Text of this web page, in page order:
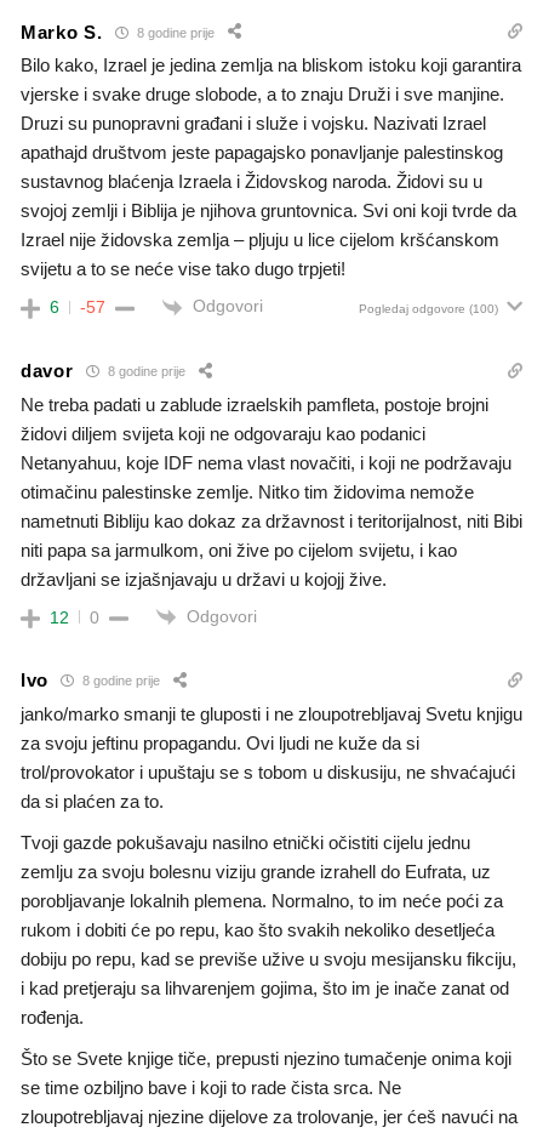
Marko S. 8 godine prije
Bilo kako, Izrael je jedina zemlja na bliskom istoku koji garantira
vjerske i svake druge slobode, a to znaju Druži i sve manjine.
Druzi su punopravni građani i služe i vojsku. Nazivati Izrael
apathajd društvom jeste papagajsko ponavljanje palestinskog
sustavnog blaćenja Izraela i Židovskog naroda. Židovi su u
svojoj zemlji i Biblija je njihova gruntovnica. Svi oni koji tvrde da
Izrael nije židovska zemlja – pljuju u lice cijelom kršćanskom
svijetu a to se neće vise tako dugo trpjeti!
6 -57 Odgovori Pogledaj odgovore (100)
davor 8 godine prije
Ne treba padati u zablude izraelskih pamfleta, postoje brojni
židovi diljem svijeta koji ne odgovaraju kao podanici
Netanyahuu, koje IDF nema vlast novačiti, i koji ne podržavaju
otimačinu palestinske zemlje. Nitko tim židovima nemože
nametnuti Bibliju kao dokaz za državnost i teritorijalnost, niti Bibi
niti papa sa jarmulkom, oni žive po cijelom svijetu, i kao
državljani se izjašnjavaju u državi u kojojj žive.
12 0 Odgovori
Ivo 8 godine prije
janko/marko smanji te gluposti i ne zloupotrebljavaj Svetu knjigu
za svoju jeftinu propagandu. Ovi ljudi ne kuže da si
trol/provokator i upuštaju se s tobom u diskusiju, ne shvaćajući
da si plaćen za to.
Tvoji gazde pokušavaju nasilno etnički očistiti cijelu jednu
zemlju za svoju bolesnu viziju grande izrahell do Eufrata, uz
porobljavanje lokalnih plemena. Normalno, to im neće poći za
rukom i dobiti će po repu, kao što svakih nekoliko desetljeća
dobiju po repu, kad se previše užive u svoju mesijansku fikciju,
i kad pretjeraju sa lihvarenjem gojima, što im je inače zanat od
rođenja.
Što se Svete knjige tiče, prepusti njezino tumačenje onima koji
se time ozbiljno bave i koji to rade čista srca. Ne
zloupotrebljavaj njezine dijelove za trolovanje, jer ćeš navući na